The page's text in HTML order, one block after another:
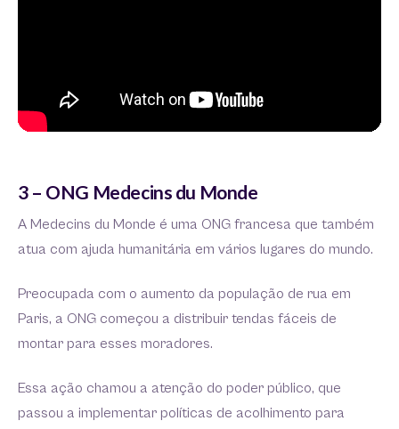
3 – ONG Medecins du Monde
A Medecins du Monde é uma ONG francesa que também
atua com ajuda humanitária em vários lugares do mundo.
Preocupada com o aumento da população de rua em
Paris, a ONG começou a distribuir tendas fáceis de
montar para esses moradores.
Essa ação chamou a atenção do poder público, que
passou a implementar políticas de acolhimento para